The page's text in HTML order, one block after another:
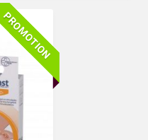
PROMOTION